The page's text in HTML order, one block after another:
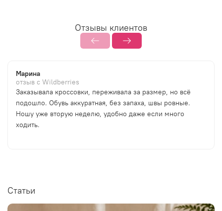
Отзывы клиентов
Марина
отзыв с Wildberries
Заказывала кроссовки, переживала за размер, но всё
подошло. Обувь аккуратная, без запаха, швы ровные.
Ношу уже вторую неделю, удобно даже если много
ходить.
Статьи